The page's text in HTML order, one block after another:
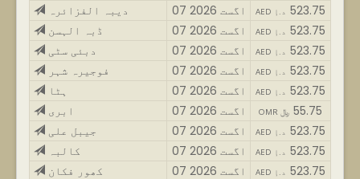
دیبہ الفزائرہ
07 اگست 2026 AED د.إ 523.75
ڈبہ الہسن
07 اگست 2026 AED د.إ 523.75
دبئی سٹی
07 اگست 2026 AED د.إ 523.75
فوجیرہ شہر
07 اگست 2026 AED د.إ 523.75
ہٹا
07 اگست 2026 AED د.إ 523.75
ابری
07 اگست 2026 OMR ﷼ 55.75
جیبل علی
07 اگست 2026 AED د.إ 523.75
کالبہ
07 اگست 2026 AED د.إ 523.75
کھور فکان
07 اگست 2026 AED د.إ 523.75